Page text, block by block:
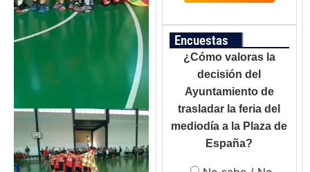
Encuestas
¿Cómo valoras la
decisión del
Ayuntamiento de
trasladar la feria del
mediodía a la Plaza de
España?